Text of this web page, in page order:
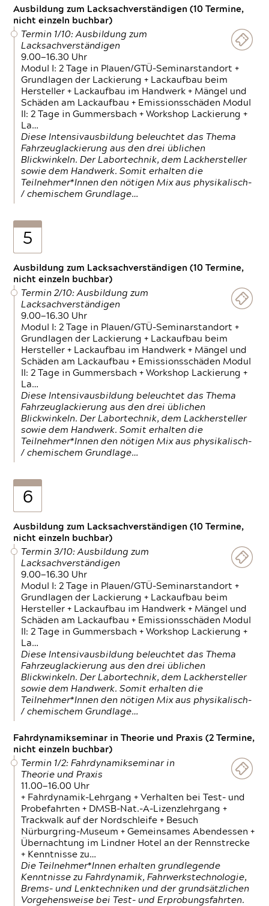
Ausbildung zum Lacksachverständigen (10 Termine,
nicht einzeln buchbar)
Termin 1/10: Ausbildung zum
Lacksachverständigen
9.00—16.30 Uhr
Modul I: 2 Tage in Plauen/GTÜ-Seminarstandort +
Grundlagen der Lackierung + Lackaufbau beim
Hersteller + Lackaufbau im Handwerk + Mängel und
Schäden am Lackaufbau + Emissionsschäden Modul
II: 2 Tage in Gummersbach + Workshop Lackierung +
La…
Diese Intensivausbildung beleuchtet das Thema
Fahrzeuglackierung aus den drei üblichen
Blickwinkeln. Der Labortechnik, dem Lackhersteller
sowie dem Handwerk. Somit erhalten die
Teilnehmer*Innen den nötigen Mix aus physikalisch-
/ chemischem Grundlage…
5
Ausbildung zum Lacksachverständigen (10 Termine,
nicht einzeln buchbar)
Termin 2/10: Ausbildung zum
Lacksachverständigen
9.00—16.30 Uhr
Modul I: 2 Tage in Plauen/GTÜ-Seminarstandort +
Grundlagen der Lackierung + Lackaufbau beim
Hersteller + Lackaufbau im Handwerk + Mängel und
Schäden am Lackaufbau + Emissionsschäden Modul
II: 2 Tage in Gummersbach + Workshop Lackierung +
La…
Diese Intensivausbildung beleuchtet das Thema
Fahrzeuglackierung aus den drei üblichen
Blickwinkeln. Der Labortechnik, dem Lackhersteller
sowie dem Handwerk. Somit erhalten die
Teilnehmer*Innen den nötigen Mix aus physikalisch-
/ chemischem Grundlage…
6
Ausbildung zum Lacksachverständigen (10 Termine,
nicht einzeln buchbar)
Termin 3/10: Ausbildung zum
Lacksachverständigen
9.00—16.30 Uhr
Modul I: 2 Tage in Plauen/GTÜ-Seminarstandort +
Grundlagen der Lackierung + Lackaufbau beim
Hersteller + Lackaufbau im Handwerk + Mängel und
Schäden am Lackaufbau + Emissionsschäden Modul
II: 2 Tage in Gummersbach + Workshop Lackierung +
La…
Diese Intensivausbildung beleuchtet das Thema
Fahrzeuglackierung aus den drei üblichen
Blickwinkeln. Der Labortechnik, dem Lackhersteller
sowie dem Handwerk. Somit erhalten die
Teilnehmer*Innen den nötigen Mix aus physikalisch-
/ chemischem Grundlage…
Fahrdynamikseminar in Theorie und Praxis (2 Termine,
nicht einzeln buchbar)
Termin 1/2: Fahrdynamikseminar in
Theorie und Praxis
11.00—16.00 Uhr
+ Fahrdynamik-Lehrgang + Verhalten bei Test- und
Probefahrten + DMSB-Nat.-A-Lizenzlehrgang +
Trackwalk auf der Nordschleife + Besuch
Nürburgring-Museum + Gemeinsames Abendessen +
Übernachtung im Lindner Hotel an der Rennstrecke
+ Kenntnisse zu…
Die Teilnehmer*Innen erhalten grundlegende
Kenntnisse zu Fahrdynamik, Fahrwerkstechnologie,
Brems- und Lenktechniken und der grundsätzlichen
Vorgehensweise bei Test- und Erprobungsfahrten.